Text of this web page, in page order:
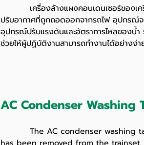
เครื่องล้างแผงคอนเดนเซอร์ของเครื่อ
ปรับอากาศที่ถูกถอดออกจากรถไฟ อุปกรณ์จ
อุปกรณ์ปรับแรงดันและอัตราการไหลของน้
ช่วยให้ผู้ปฏิบัติงานสามารถทำงานได้อย่างง่
AC Condenser Washing
The AC condenser washing